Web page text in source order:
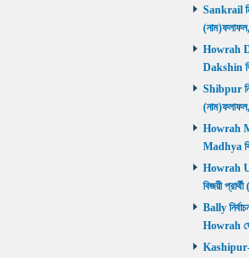
Sankrail
Howrah
Dakshin
Shibpur
Howrah
Madhya
Howrah
বিজয়ী
Bally
Howrah
Kashipur-